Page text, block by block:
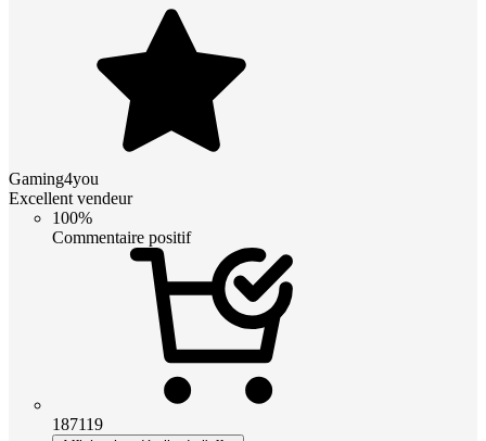
Gaming4you
Excellent vendeur
100%
Commentaire positif
187119